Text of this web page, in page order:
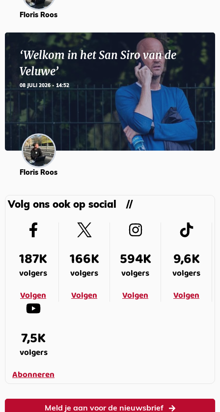
Floris Roos
‘Welkom in het San Siro van de
Veluwe’
08 JULI 2026 - 14:52
Floris Roos
Volg ons ook op social
187K
volgers
Volgen
166K
volgers
Volgen
594K
volgers
Volgen
9,6K
volgers
Volgen
7,5K
volgers
Abonneren
Meld je aan voor de nieuwsbrief